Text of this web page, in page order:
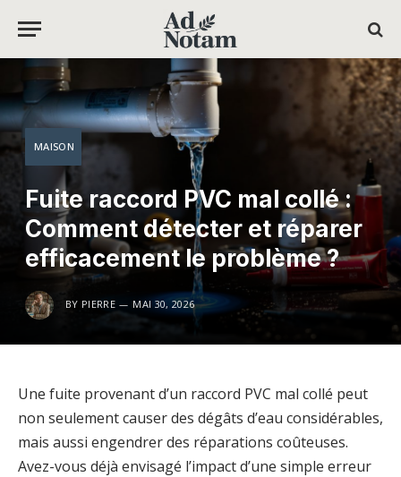
MAISON
Fuite raccord PVC mal collé :
Comment détecter et réparer
efficacement le problème ?
BY PIERRE MAI 30, 2026
Une fuite provenant d’un raccord PVC mal collé peut
non seulement causer des dégâts d’eau considérables,
mais aussi engendrer des réparations coûteuses.
Avez-vous déjà envisagé l’impact d’une simple erreur